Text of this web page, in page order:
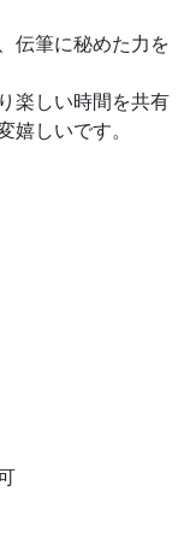
伝筆に秘めた力を
楽しい時間を共有
嬉しいです。